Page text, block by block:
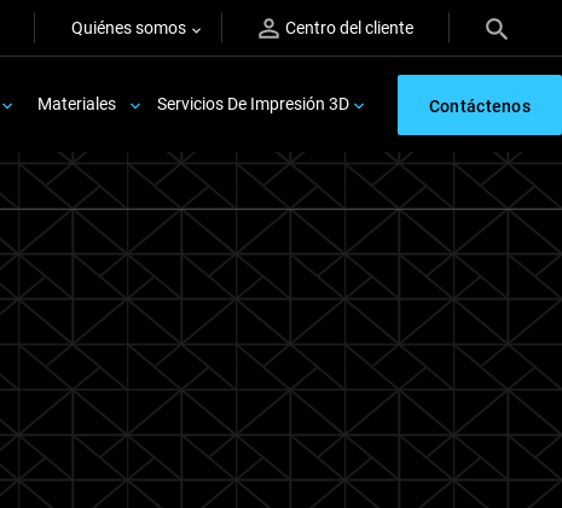
Quiénes somos Centro del cliente
Materiales Servicios De Impresión 3D Contáctenos